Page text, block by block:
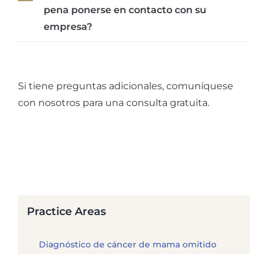
pena ponerse en contacto con su
empresa?
Si tiene preguntas adicionales, comuníquese
con nosotros para una consulta gratuita.
Practice Areas
Diagnóstico de cáncer de mama omitido